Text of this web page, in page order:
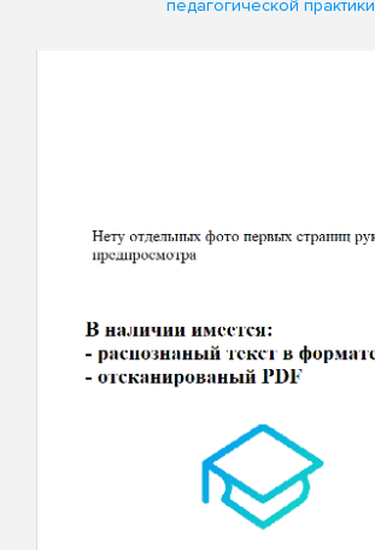
педагогической практики